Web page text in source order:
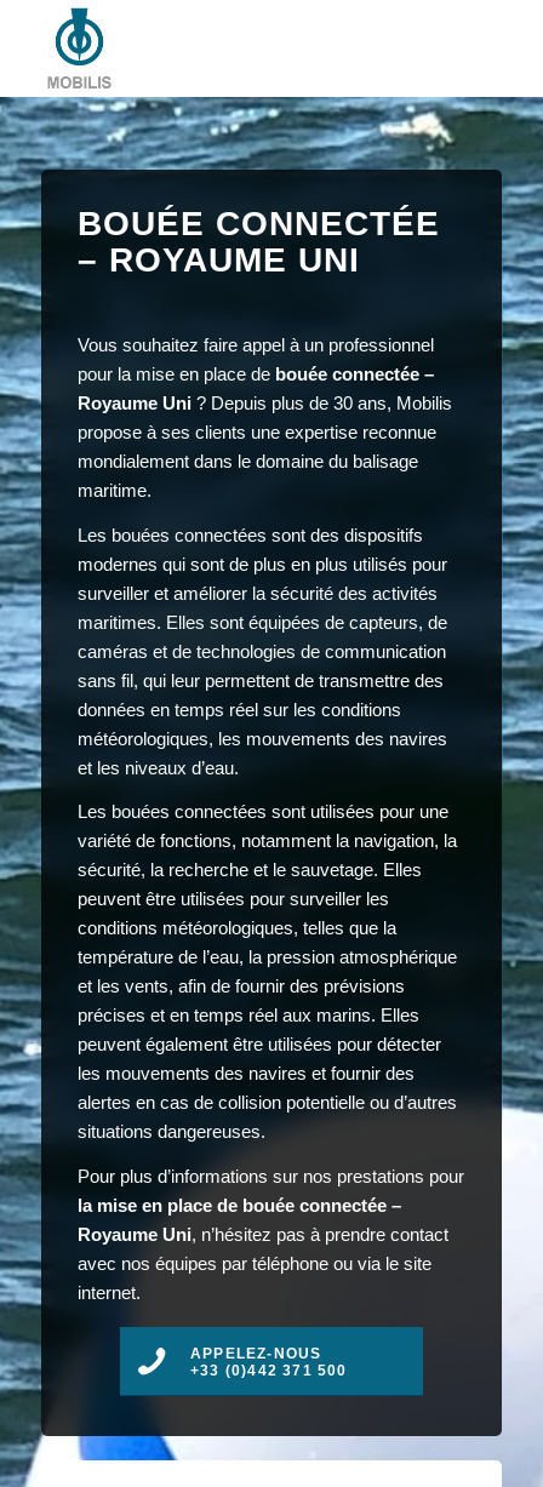
BOUÉE CONNECTÉE
– ROYAUME UNI
Vous souhaitez faire appel à un professionnel
pour la mise en place de bouée connectée –
Royaume Uni? Depuis plus de 30 ans, Mobilis
propose à ses clients une expertise reconnue
mondialement dans le domaine du balisage
maritime.
Les bouées connectées sont des dispositifs
modernes qui sont de plus en plus utilisés pour
surveiller et améliorer la sécurité des activités
maritimes. Elles sont équipées de capteurs, de
caméras et de technologies de communication
sans fil, qui leur permettent de transmettre des
données en temps réel sur les conditions
météorologiques, les mouvements des navires
et les niveaux d’eau.
Les bouées connectées sont utilisées pour une
variété de fonctions, notamment la navigation, la
sécurité, la recherche et le sauvetage. Elles
peuvent être utilisées pour surveiller les
conditions météorologiques, telles que la
température de l’eau, la pression atmosphérique
et les vents, afin de fournir des prévisions
précises et en temps réel aux marins. Elles
peuvent également être utilisées pour détecter
les mouvements des navires et fournir des
alertes en cas de collision potentielle ou d’autres
situations dangereuses.
Pour plus d’informations sur nos prestations pour
la mise en place de bouée connectée –
Royaume Uni, n’hésitez pas à prendre contact
avec nos équipes par téléphone ou via le site
internet.
APPELEZ-NOUS
+33 (0)442 371 500